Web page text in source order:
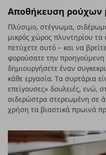
Αποθήκευση ρούχων
Πλύσιμο, στέγνωμα,
μικρός χώρος πλυντηρίου
πετύχετε αυτό – και να
φορούσατε την προηγούμενη
δημιουργήσετε έναν
κάθε εργασία. Τα συρτάρια
επείγουσες» δουλειές, ενώ,
σιδερώστρα στερεωμένη σε
χρήση τα βιαστικά πρωινά